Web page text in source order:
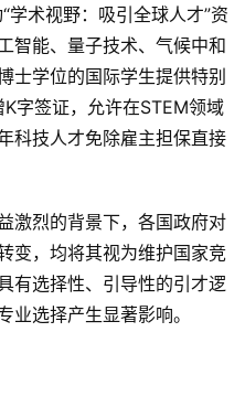
学术视野：吸引全球人才”资
智能、量子技术、气候中和
士学位的国际学生提供特别
字签证，允许在STEM领域
科技人才免除雇主担保直接
激烈的背景下，各国政府对
变，均将其视为维护国家竞
有选择性、引导性的引才逻
业选择产生显著影响。